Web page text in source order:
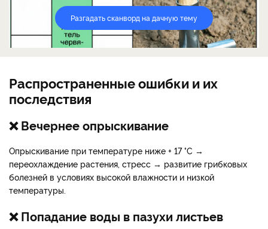
Разгадать сканворд на дачную тему
Распространенные ошибки и их
последствия
❌ Вечернее опрыскивание
Опрыскивание при температуре ниже + 17 °С →
переохлаждение растения, стресс → развитие грибковых
болезней в условиях высокой влажности и низкой
температуры.
❌ Попадание воды в пазухи листьев